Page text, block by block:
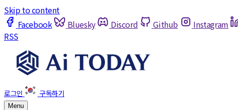
Skip to content
Facebook
Bluesky Discord Github Instagram
RSS
Menu